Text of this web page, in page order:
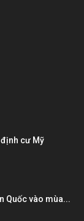
cư Mỹ
Quốc vào mùa...